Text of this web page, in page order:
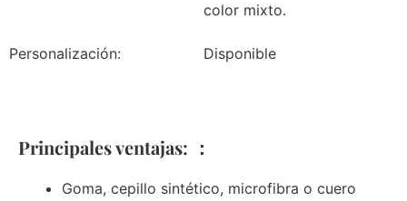
color mixto.
Personalización: Disponible
Principales ventajas: ：
Goma, cepillo sintético, microfibra o cuero